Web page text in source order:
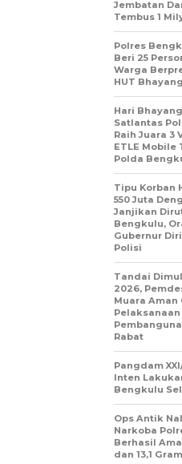
Jembatan
Tembus 1
Polres
Beri 25
Warga
HUT
Hari
Satlantas
Raih Juara 3
ETLE Mobile
Polda
Tipu Korban
550 Juta
Janjikan
Bengkulu,
Gubernur
Polisi
Tandai
2026,
Muara Aman
Pelaksanaan
Rabat
Pangdam
Inten
Bengkulu
Ops Antik
Narkoba
Berhasil
dan 13,1